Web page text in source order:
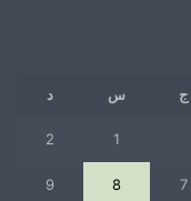
ج س د
1
2
7
8
9